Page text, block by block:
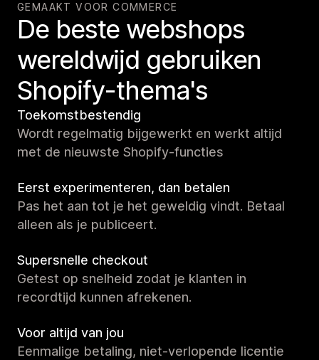
GEMAAKT VOOR COMMERCE
De beste webshops
wereldwijd gebruiken
Shopify-thema's
Toekomstbestendig
Wordt regelmatig bijgewerkt en werkt altijd
met de nieuwste Shopify-functies
Eerst experimenteren, dan betalen
Pas het aan tot je het geweldig vindt. Betaal
alleen als je publiceert.
Supersnelle checkout
Getest op snelheid zodat je klanten in
recordtijd kunnen afrekenen.
Voor altijd van jou
Eenmalige betaling, niet-verlopende licentie